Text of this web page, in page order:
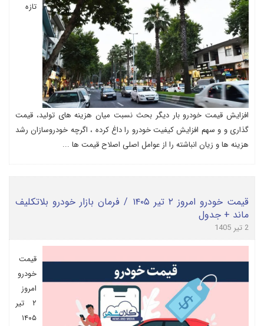
تازه
افزایش قیمت خودرو بار دیگر بحث نسبت میان هزینه های تولید، قیمت
گذاری و و سهم افزایش کیفیت خودرو را داغ کرده ، اگرچه خودروسازان رشد
هزینه ها و زیان انباشته را از عوامل اصلی اصلاح قیمت ها ...
قیمت خودرو امروز ۲ تیر ۱۴۰۵ / فرمان بازار خودرو بلاتکلیف
ماند + جدول
2 تیر 1405
قیمت
خودرو
امروز
۲ تیر
۱۴۰۵